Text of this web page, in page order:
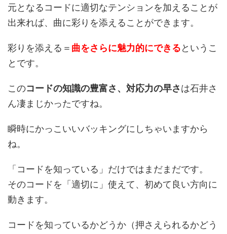
元となるコードに適切なテンションを加えることが
出来れば、曲に彩りを添えることができます。
彩りを添える＝ 曲をさらに魅力的にできるというこ
とです。
このコードの知識の豊富さ、対応力の早さは石井さ
ん凄まじかったですね。
瞬時にかっこいいバッキングにしちゃいますから
ね。
「コードを知っている」だけではまだまだです。
そのコードを「適切に」使えて、初めて良い方向に
動きます。
コードを知っているかどうか（押さえられるかどう